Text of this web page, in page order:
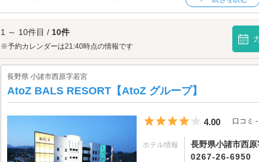
はじめとする、グルメスポットも点在しています。また、軽井沢プリンス・シ
軽井沢」等、観光名所も充実しています。自然豊かな高原リゾートで優雅なひ
佐久・御代田エリアのラブホテルか
1 ～ 10件目 / 10件
※予約カレンダーは21:40時点の情報です
長野県 小諸市西原字若宮
AtoZ BALS RESORT【AtoZ グループ】
5つ星のうち4
4.00 口コミ
ホテル情報
長野県小諸市西
0267-26-6950